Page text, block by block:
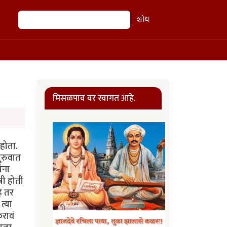
शोध शोध
नाहीत. तो फक्त अभिनय असतो.” “लेग ब्रेसेसचं काय?” “रेकॉर्डमध्ये त्याच्याबद्दल काहीही नाहीये पण आम्ही ते शोधून काढू. जर कुरियर उर्फ स्टोन आणि मॅकगिनिस यांना अबासिओफिलीयाने एकत्र आणलं असेल, तर आम्ही ते शोधून काढू. जर ते एखाद्या आयर्न मेडन चॅटरूममध्ये भेटले असतील, तर आम्ही तेही शोधून काढू.” “तुम्हाला त्याचं खरं नाव मार्क कुरियर आहे, हे कसं समजलं?” “तुला आठवतं त्या सर्व्हर फार्मच्या दरवाज्याच्या बाजूला एक बायोमेट्रिक रीड
मिसळपाव वर स्वागत आहे.